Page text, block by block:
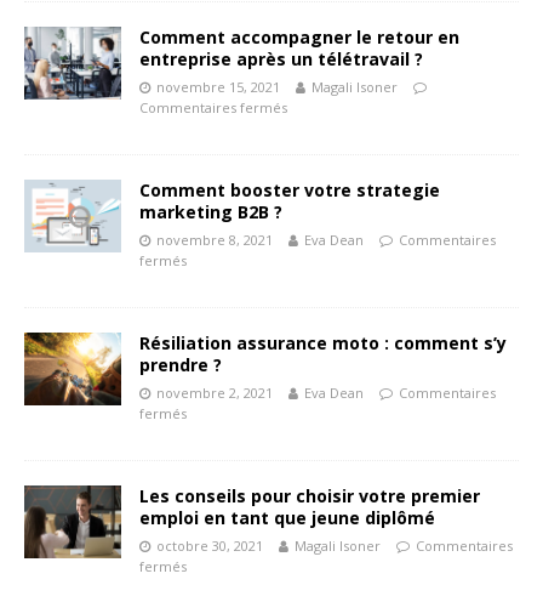
Comment accompagner le retour en
entreprise après un télétravail ?
novembre 15, 2021
Magali Isoner
Commentaires fermés
Comment booster votre strategie
marketing B2B ?
novembre 8, 2021 Eva Dean
Commentaires
fermés
Résiliation assurance moto : comment s’y
prendre ?
novembre 2, 2021 Eva Dean
Commentaires
fermés
Les conseils pour choisir votre premier
emploi en tant que jeune diplômé
octobre 30, 2021 Magali Isoner
Commentaires
fermés